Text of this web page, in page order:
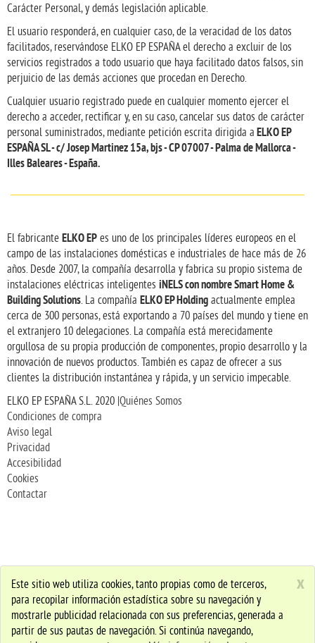
Carácter Personal, y demás legislación aplicable.
El usuario responderá, en cualquier caso, de la veracidad de los datos
facilitados, reservándose ELKO EP ESPAÑA el derecho a excluir de los
servicios registrados a todo usuario que haya facilitado datos falsos, sin
perjuicio de las demás acciones que procedan en Derecho.
Cualquier usuario registrado puede en cualquier momento ejercer el
derecho a acceder, rectificar y, en su caso, cancelar sus datos de carácter
personal suministrados, mediante petición escrita dirigida a ELKO EP
ESPAÑA SL - c/ Josep Martinez 15a, bjs - CP 07007 - Palma de Mallorca -
Illes Baleares - España.
El fabricante ELKO EP es uno de los principales líderes europeos en el
campo de las instalaciones domésticas e industriales de hace más de 26
años. Desde 2007, la compañía desarrolla y fabrica su propio sistema de
instalaciones eléctricas inteligentes iNELS con nombre Smart Home &
Building Solutions. La compañía ELKO EP Holding actualmente emplea
cerca de 300 personas, está exportando a 70 países del mundo y tiene en
el extranjero 10 delegaciones. La compañía está merecidamente
orgullosa de su propia producción de componentes, propio desarrollo y la
innovación de nuevos productos. También es capaz de ofrecer a sus
clientes la distribución instantánea y rápida, y un servicio impecable.
ELKO EP ESPAÑA S.L. 2020 | Quiénes Somos
Condiciones de compra
Aviso legal
Privacidad
Accesibilidad
Cookies
Contactar
x
Este sitio web utiliza cookies, tanto propias como de terceros,
para recopilar información estadística sobre su navegación y
mostrarle publicidad relacionada con sus preferencias, generada a
partir de sus pautas de navegación. Si continúa navegando,